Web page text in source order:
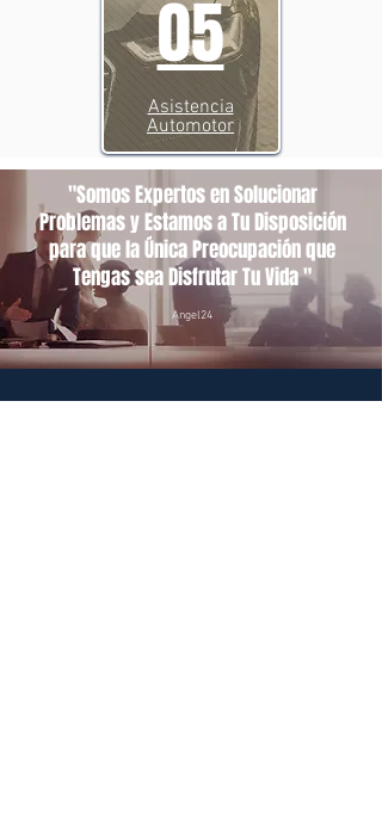
05
Asistencia
Automotor
"Somos Expertos en Solucionar
Problemas y Estamos a Tu Disposición
para que la Única Preocupación que
Tengas sea Disfrutar Tu Vida "
Angel24